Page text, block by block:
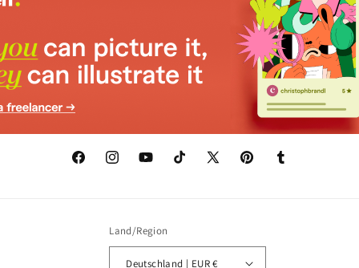
FacebookInstagramYouTubeTikTok
X
PinterestTumblr
Land/Region
Deutschland | EUR €